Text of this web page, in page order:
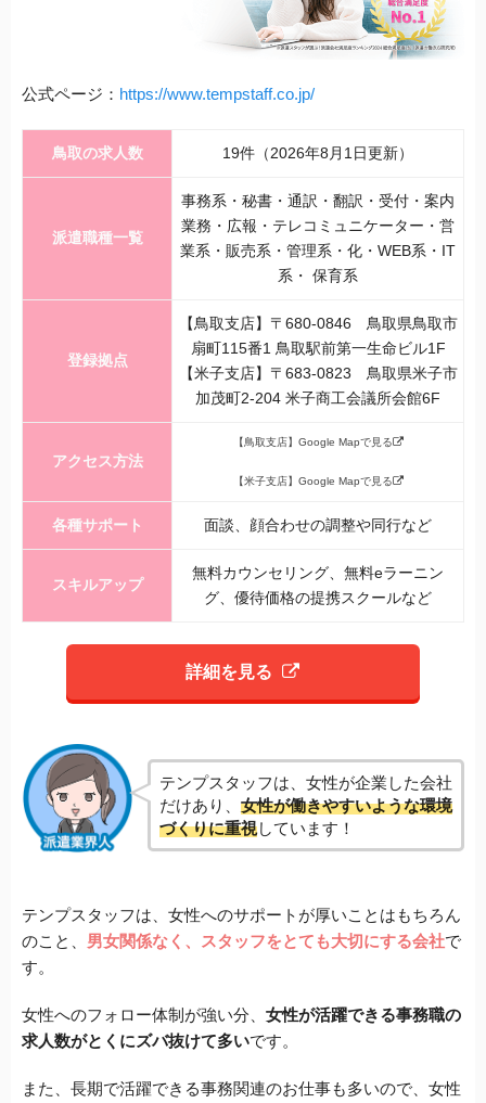
公式ページ： https://www.tempstaff.co.jp/
鳥取の求人数 19件（2026年8月1日更新）
派遣職種一覧
事務系・秘書・通訳・翻訳・受付・案内
業務・広報・テレコミュニケーター・営
業系・販売系・管理系・化・WEB系・IT
系・ 保育系
登録拠点
【鳥取支店】〒680-0846 鳥取県鳥取市
扇町115番1 鳥取駅前第一生命ビル1F
【米子支店】〒683-0823 鳥取県米子市
加茂町2-204 米子商工会議所会館6F
アクセス方法
【鳥取支店】Google Mapで見る
【米子支店】Google Mapで見る
各種サポート 面談、顔合わせの調整や同行など
スキルアップ
無料カウンセリング、無料eラーニン
グ、優待価格の提携スクールなど
詳細を見る
テンプスタッフは、女性が企業した会社
だけあり、 女性が働きやすいような環境
づくりに重視しています！
テンプスタッフは、女性へのサポートが厚いことはもちろん
のこと、 男女関係なく、スタッフをとても大切にする会社で
す。
女性へのフォロー体制が強い分、 女性が活躍できる事務職の
求人数がとくにズバ抜けて多いです。
また、長期で活躍できる事務関連のお仕事も多いので、女性